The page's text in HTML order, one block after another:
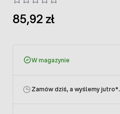
85,92 zł
W magazynie
Zamów dziś, a wyślemy jutro*.